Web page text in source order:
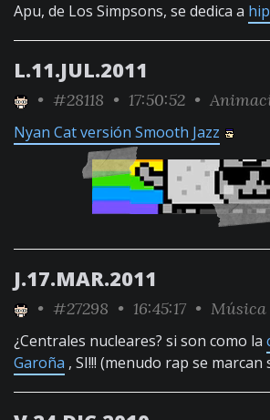
Apu, de Los Simpsons, se dedica a
L.11.JUL.2011
• #28118 • 17:50:52 •
Nyan Cat versión Smooth Jazz
J.17.MAR.2011
• #27298 • 16:45:17 • Música
¿Centrales nucleares? si son como la
Garoña , SI!!! (menudo rap se